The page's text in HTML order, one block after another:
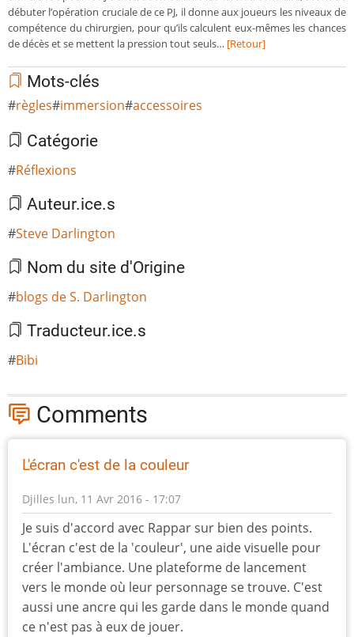
débuter l’opération cruciale de ce PJ, il donne aux joueurs les niveaux de
compétence du chirurgien, pour qu’ils calculent eux-mêmes les chances
de décès et se mettent la pression tout seuls… [Retour]
Mots-clés
règles immersion accessoires
Catégorie
Réflexions
Auteur.ice.s
Steve Darlington
Nom du site d'Origine
blogs de S. Darlington
Traducteur.ice.s
Bibi
Comments
L'écran c'est de la couleur
Djilles lun, 11 Avr 2016 - 17:07
Je suis d'accord avec Rappar sur bien des points.
L'écran c'est de la 'couleur', une aide visuelle pour
créer l'ambiance. Une plateforme de lancement
vers le monde où leur personnage se trouve. C'est
aussi une ancre qui les garde dans le monde quand
ce n'est pas à eux de jouer.